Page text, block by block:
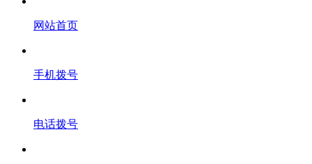
网站首页
手机拨号
电话拨号